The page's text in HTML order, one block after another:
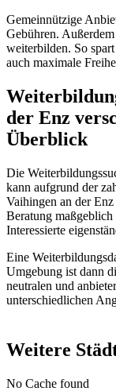
Gemeinnützige
Gebühren.
weiterbilden. So
auch maximale
der Enz
Überblick
Die
kann aufgrund der
Vaihingen an der
Beratung
Interessierte
Eine
Umgebung ist dann
neutralen und
unterschiedlichen
Weitere
No Cache found